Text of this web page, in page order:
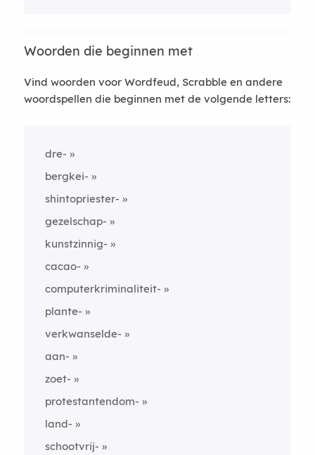
Woorden die beginnen met
Vind woorden voor Wordfeud, Scrabble en andere
woordspellen die beginnen met de volgende letters:
dre-
bergkei-
shintopriester-
gezelschap-
kunstzinnig-
cacao-
computerkriminaliteit-
plante-
verkwanselde-
aan-
zoet-
protestantendom-
land-
schootvrij-